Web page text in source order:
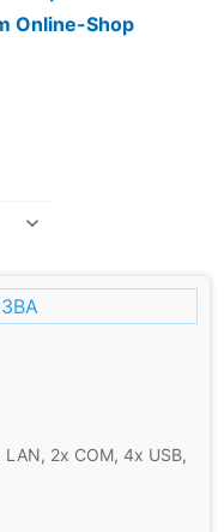
Online-Shop
2x COM, 4x USB,